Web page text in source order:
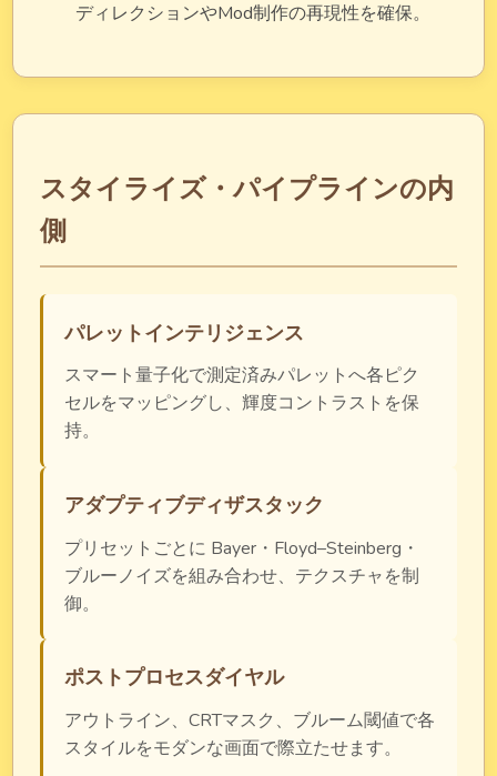
ディレクションやMod制作の再現性を確保。
スタイライズ・パイプラインの内
側
パレットインテリジェンス
スマート量子化で測定済みパレットへ各ピク
セルをマッピングし、輝度コントラストを保
持。
アダプティブディザスタック
プリセットごとに Bayer・Floyd–Steinberg・
ブルーノイズを組み合わせ、テクスチャを制
御。
ポストプロセスダイヤル
アウトライン、CRTマスク、ブルーム閾値で各
スタイルをモダンな画面で際立たせます。